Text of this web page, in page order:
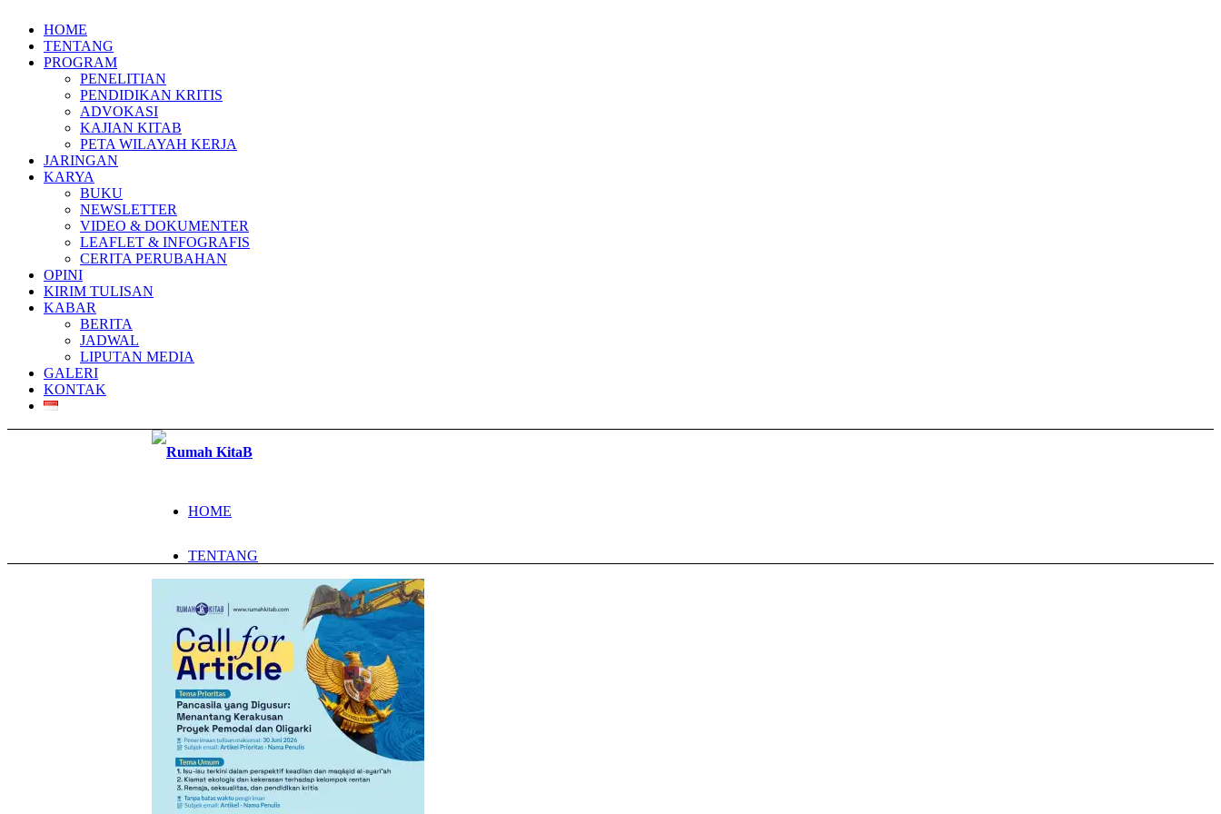
HOME
TENTANG
PROGRAM
PENELITIAN
PENDIDIKAN KRITIS
ADVOKASI
KAJIAN KITAB
PETA WILAYAH KERJA
JARINGAN
KARYA
BUKU
NEWSLETTER
VIDEO & DOKUMENTER
LEAFLET & INFOGRAFIS
CERITA PERUBAHAN
OPINI
KIRIM TULISAN
KABAR
BERITA
JADWAL
LIPUTAN MEDIA
GALERI
KONTAK
HOME
TENTANG
PROGRAM